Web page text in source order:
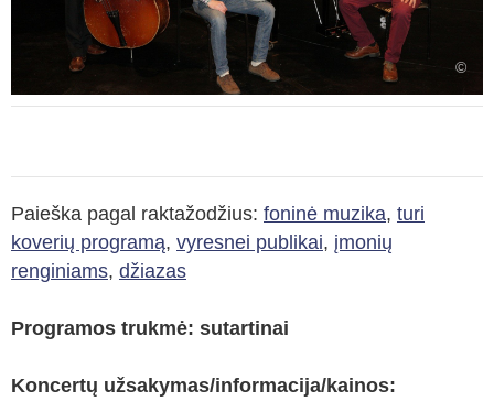
©
Paieška pagal raktažodžius: foninė muzika, turi
koverių programą, vyresnei publikai, įmonių
renginiams, džiazas
Programos trukmė: sutartinai
Koncertų užsakymas/informacija/kainos: